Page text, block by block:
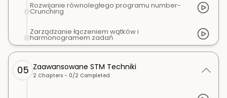
Rozwijanie równoległego programu number-
Crunching
Zarządzanie łączeniem wątków i
harmonogramem zadań
05 Zaawansowane STM Techniki
2 Chapters - 0/2 Completed